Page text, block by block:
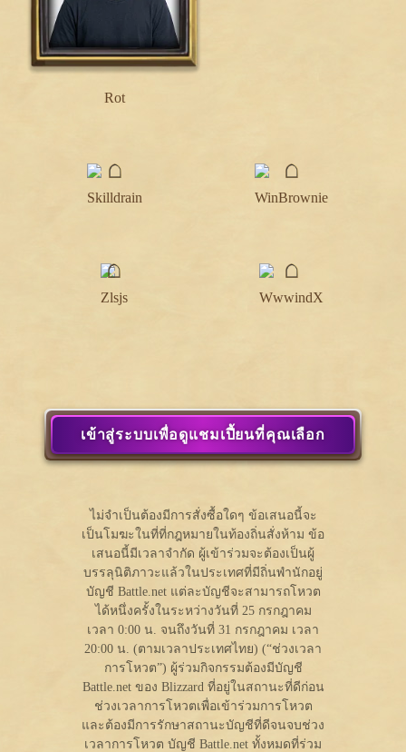
Rot
Skilldrain WinBrownie
Zlsjs WwwindX
เข้าสู่ระบบเพื่อดูแชมเปี้ยนที่คุณเลือก
ไม่จำเป็นต้องมีการสั่งซื้อใดๆ ข้อเสนอนี้จะ
เป็นโมฆะในที่ที่กฎหมายในท้องถิ่นสั่งห้าม ข้อ
เสนอนี้มีเวลาจำกัด ผู้เข้าร่วมจะต้องเป็นผู้
บรรลุนิติภาวะแล้วในประเทศที่มีถิ่นพำนักอยู่
บัญชี Battle.net แต่ละบัญชีจะสามารถโหวต
ได้หนึ่งครั้งในระหว่างวันที่ 25 กรกฎาคม
เวลา 0:00 น. จนถึงวันที่ 31 กรกฎาคม เวลา
20:00 น. (ตามเวลาประเทศไทย) (“ช่วงเวลา
การโหวต”) ผู้ร่วมกิจกรรมต้องมีบัญชี
Battle.net ของ Blizzard ที่อยู่ในสถานะที่ดีก่อน
ช่วงเวลาการโหวตเพื่อเข้าร่วมการโหวต
และต้องมีการรักษาสถานะบัญชีที่ดีจนจบช่วง
เวลาการโหวต บัญชี Battle.net ทั้งหมดที่ร่วม